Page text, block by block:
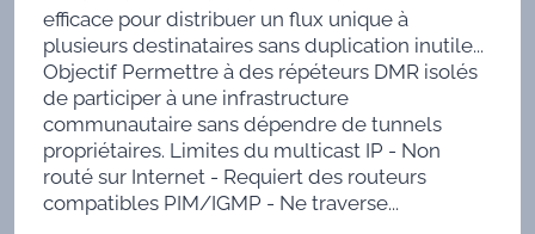
efficace pour distribuer un flux unique à
plusieurs destinataires sans duplication inutile...
Objectif Permettre à des répéteurs DMR isolés
de participer à une infrastructure
communautaire sans dépendre de tunnels
propriétaires. Limites du multicast IP - Non
routé sur Internet - Requiert des routeurs
compatibles PIM/IGMP - Ne traverse...